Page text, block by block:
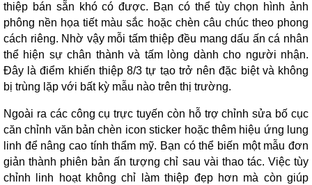
thiệp bán sẵn khó có được. Bạn có thể tùy chọn hình ảnh
phông nền họa tiết màu sắc hoặc chèn câu chúc theo phong
cách riêng. Nhờ vậy mỗi tấm thiệp đều mang dấu ấn cá nhân
thể hiện sự chân thành và tấm lòng dành cho người nhận.
Đây là điểm khiến thiệp 8/3 tự tạo trở nên đặc biệt và không
bị trùng lặp với bất kỳ mẫu nào trên thị trường.
Ngoài ra các công cụ trực tuyến còn hỗ trợ chỉnh sửa bố cục
căn chỉnh văn bản chèn icon sticker hoặc thêm hiệu ứng lung
linh để nâng cao tính thẩm mỹ. Bạn có thể biến một mẫu đơn
giản thành phiên bản ấn tượng chỉ sau vài thao tác. Việc tùy
chỉnh linh hoạt không chỉ làm thiệp đẹp hơn mà còn giúp